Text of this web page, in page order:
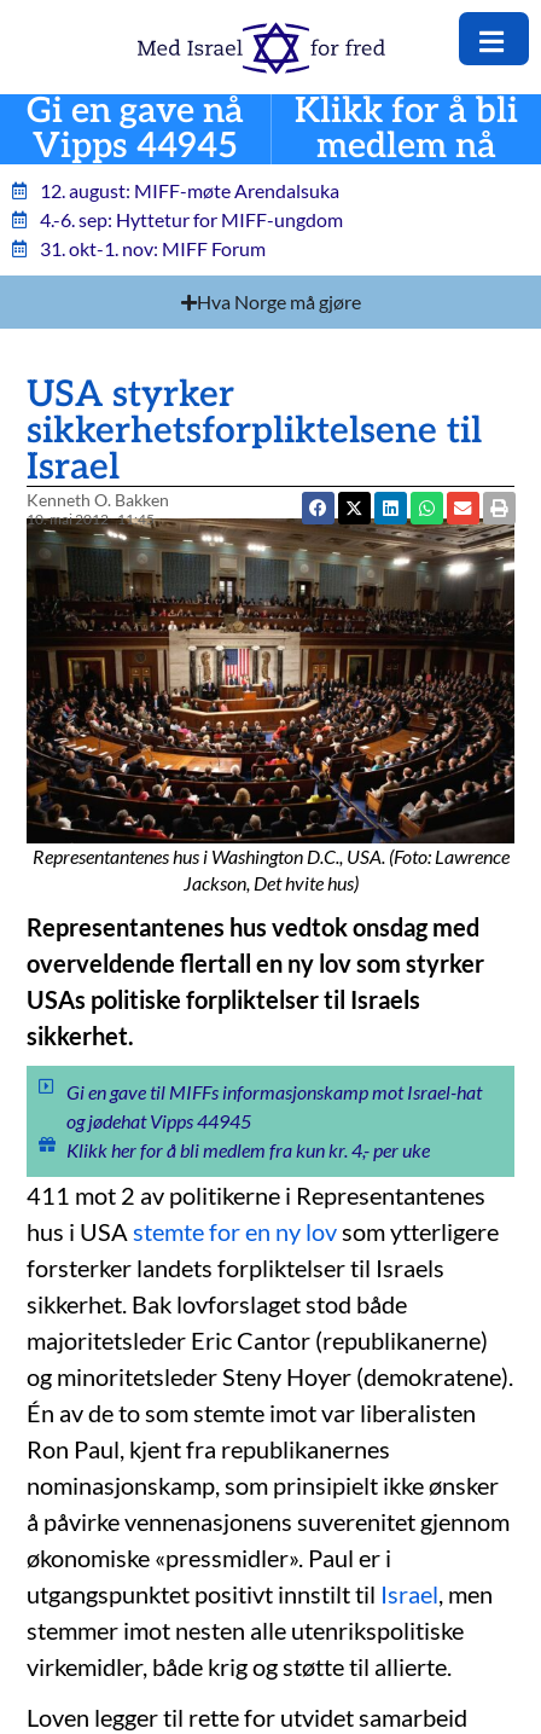
Gi en gave nå
Vipps 44945
Klikk for å bli
medlem nå
12. august: MIFF-møte Arendalsuka
4.-6. sep: Hyttetur for MIFF-ungdom
31. okt-1. nov: MIFF Forum
Hva Norge må gjøre
USA styrker
sikkerhetsforpliktelsene til
Israel
Kenneth O. Bakken
10. mai 2012 11:45
Representantenes hus i Washington D.C., USA. (Foto: Lawrence
Jackson, Det hvite hus)
Representantenes hus vedtok onsdag med
overveldende flertall en ny lov som styrker
USAs politiske forpliktelser til Israels
sikkerhet.
Gi en gave til MIFFs informasjonskamp mot Israel-hat
og jødehat Vipps 44945
Klikk her for å bli medlem fra kun kr. 4,- per uke
411 mot 2 av politikerne i Representantenes
hus i USAstemte for en ny lovsom ytterligere
forsterker landets forpliktelser til Israels
sikkerhet. Bak lovforslaget stod både
majoritetsleder Eric Cantor (republikanerne)
og minoritetsleder Steny Hoyer (demokratene).
Én av de to som stemte imot var liberalisten
Ron Paul, kjent fra republikanernes
nominasjonskamp, som prinsipielt ikke ønsker
å påvirke vennenasjonens suverenitet gjennom
økonomiske «pressmidler». Paul er i
utgangspunktet positivt innstilt til Israel, men
stemmer imot nesten alle utenrikspolitiske
virkemidler, både krig og støtte til allierte.
Loven legger til rette for utvidet samarbeid